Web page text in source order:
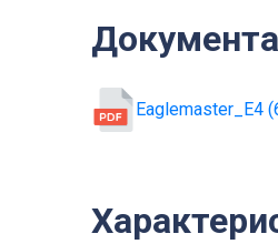
Eaglemaster_Е4